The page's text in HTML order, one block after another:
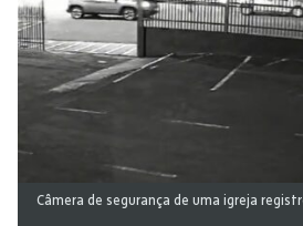
Câmera de segurança de uma igreja